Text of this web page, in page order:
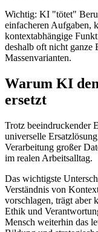
Wichtig: KI "tötet"
einfacheren Aufgaben,
kontextabhängige
deshalb oft nicht ganze
Massenvarianten.
Warum KI
ersetzt
Trotz beeindruckender
universelle
Verarbeitung großer
im realen Arbeitsalltag.
Das wichtigste
Verständnis von
vorschlagen, trägt aber
Ethik und
Mensch weiterhin das